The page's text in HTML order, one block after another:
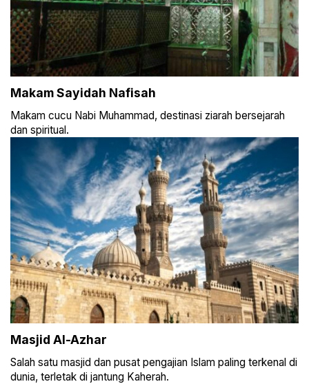
Makam Sayidah Nafisah
Makam cucu Nabi Muhammad, destinasi ziarah bersejarah
dan spiritual.
Masjid Al-Azhar
Salah satu masjid dan pusat pengajian Islam paling terkenal di
dunia, terletak di jantung Kaherah.